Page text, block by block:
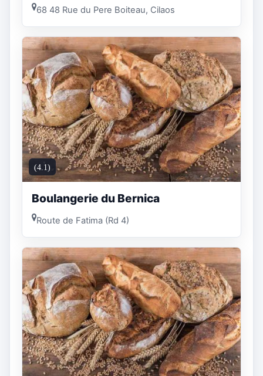
68 48 Rue du Pere Boiteau, Cilaos
(4.1)
Boulangerie du Bernica
Route de Fatima (Rd 4)